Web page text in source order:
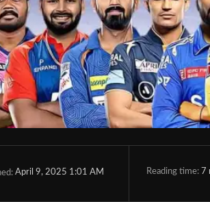
April 9, 2025 1:01 AM Reading time: 7